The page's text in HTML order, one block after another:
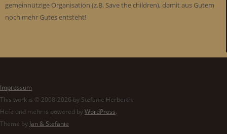
gemeinnützige Organisation (z.B. Save the children), damit aus Gutem
noch mehr Gutes entsteht!
Impressum
This work is © 2008-2026 by Stefanie Herberth.
Hefe und mehr is powered byWordPress.
Theme by Jan & Stefanie